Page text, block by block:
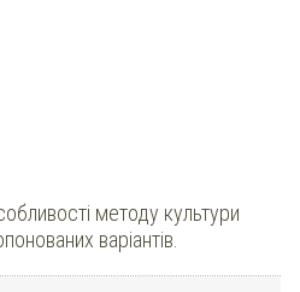
методу культури
варіантів.